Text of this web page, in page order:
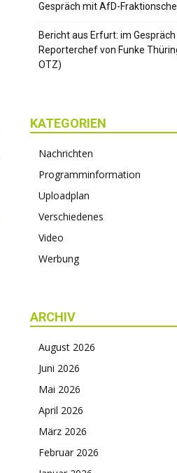
Gespräch mit AfD-
Bericht aus Erfurt: im
Reporterchef von Funke
OTZ)
KATEGORIEN
Nachrichten
Programminformation
Uploadplan
Verschiedenes
Video
Werbung
ARCHIV
August 2026
Juni 2026
Mai 2026
April 2026
März 2026
Februar 2026